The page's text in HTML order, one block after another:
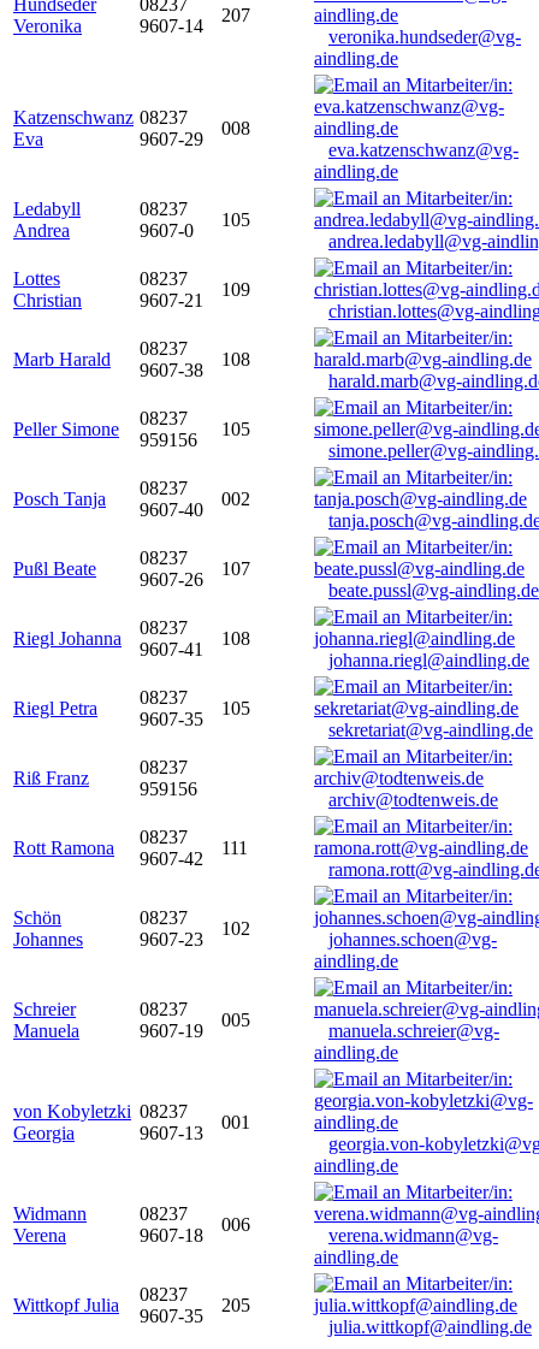
Hundseder
Veronika
08237
9607-14
207
veronika.hundseder@vg-
aindling.de
Katzenschwanz
Eva
08237
9607-29
008
eva.katzenschwanz@vg-
aindling.de
Ledabyll
Andrea
08237
9607-0
105
andrea.ledabyll@vg-
Lottes
Christian
08237
9607-21
109
christian.lottes@vg-
Marb Harald
08237
9607-38
108
harald.marb@vg-
Peller Simone
08237
959156
105
simone.peller@vg-
Posch Tanja
08237
9607-40
002
tanja.posch@vg-
Pußl Beate
08237
9607-26
107
beate.pussl@vg-aindling.de
Riegl Johanna
08237
9607-41
108
johanna.riegl@aindling.de
Riegl Petra
08237
9607-35
105
sekretariat@vg-aindling.de
Riß Franz
08237
959156
archiv@todtenweis.de
Rott Ramona
08237
9607-42
111
ramona.rott@vg-
Schön
Johannes
08237
9607-23
102
johannes.schoen@vg-
aindling.de
Schreier
Manuela
08237
9607-19
005
manuela.schreier@vg-
aindling.de
von Kobyletzki
Georgia
08237
9607-13
001
georgia.von-
aindling.de
Widmann
Verena
08237
9607-18
006
verena.widmann@vg-
aindling.de
Wittkopf Julia
08237
9607-35
205
julia.wittkopf@aindling.de